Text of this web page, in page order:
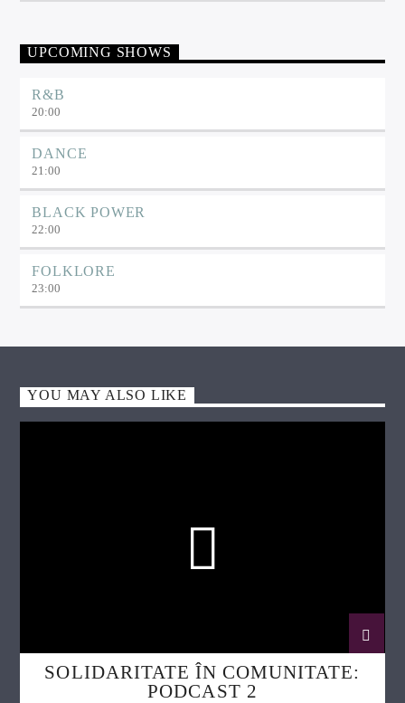
UPCOMING SHOWS
R&B
20:00
DANCE
21:00
BLACK POWER
22:00
FOLKLORE
23:00
YOU MAY ALSO LIKE
SOLIDARITATE ÎN COMUNITATE:
PODCAST 2